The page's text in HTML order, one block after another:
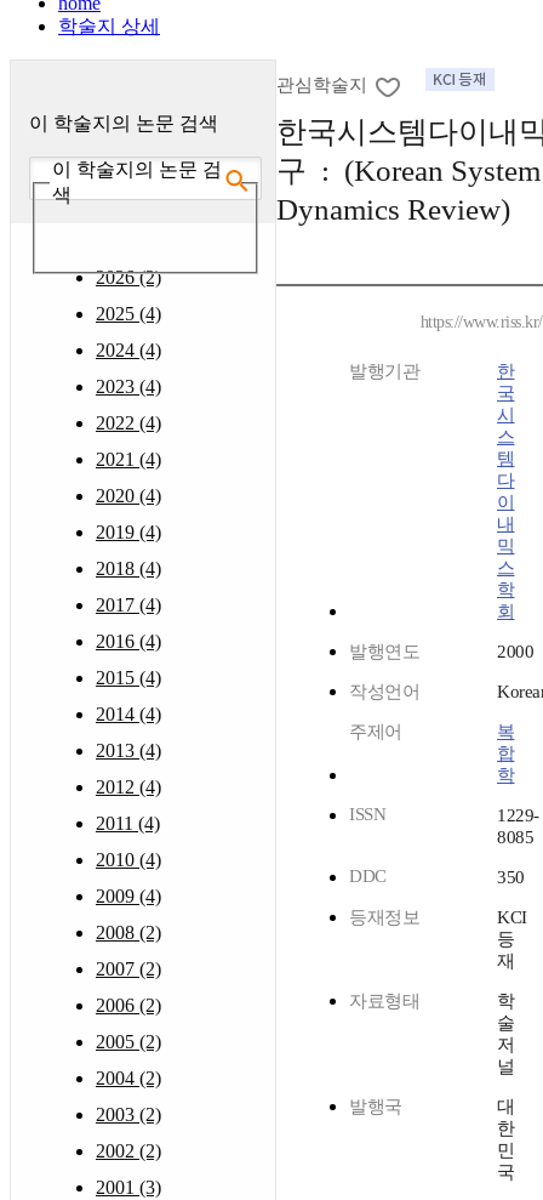
학술지 상세
이 학술지의 논문 검색
이 학술지의 논문 검
색
2026 (2)
2025 (4)
2024 (4)
2023 (4)
2022 (4)
2021 (4)
2020 (4)
2019 (4)
2018 (4)
2017 (4)
2016 (4)
2015 (4)
2014 (4)
2013 (4)
2012 (4)
2011 (4)
2010 (4)
2009 (4)
2008 (2)
2007 (2)
2006 (2)
2005 (2)
2004 (2)
2003 (2)
2002 (2)
2001 (3)
관심학술지
한국시스템다이내
구 : (Korean System
Dynamics Review)
https://
발행기관
한
국
시
스
템
다
이
내
믹
스
학
회
발행연도 2000
작성언어
주제어
복
합
학
ISSN
1229-
8085
DDC
350
등재정보
KCI
등
재
자료형태
학
술
저
널
발행국
대
한
민
국